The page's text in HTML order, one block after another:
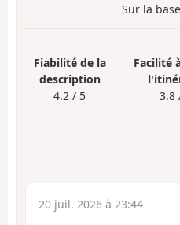
Sur la
Fiabilité de la
description
4.2 / 5
Facilité
3.8
20 juil. 2026 à 23:44